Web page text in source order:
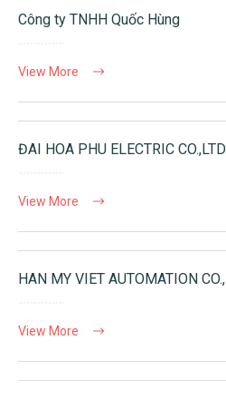
Công ty TNHH Quốc Hùng
View More
ĐAI HOA PHU ELECTRIC CO.,LTD
View More
HAN MY VIET AUTOMATION
View More